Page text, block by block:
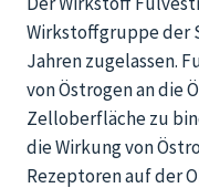
Wirkstoffgruppe der
Jahren zugelassen.
von Östrogen an die
Zelloberfläche zu
die Wirkung von
Rezeptoren auf der